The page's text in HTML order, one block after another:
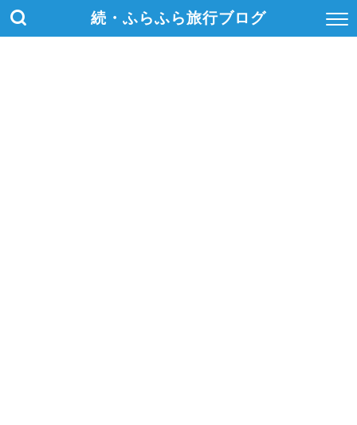
続・ふらふら旅行ブログ